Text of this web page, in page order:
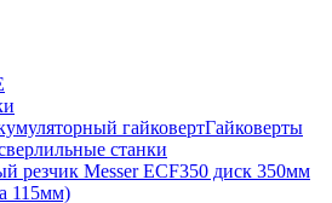
Гайковерты
станки